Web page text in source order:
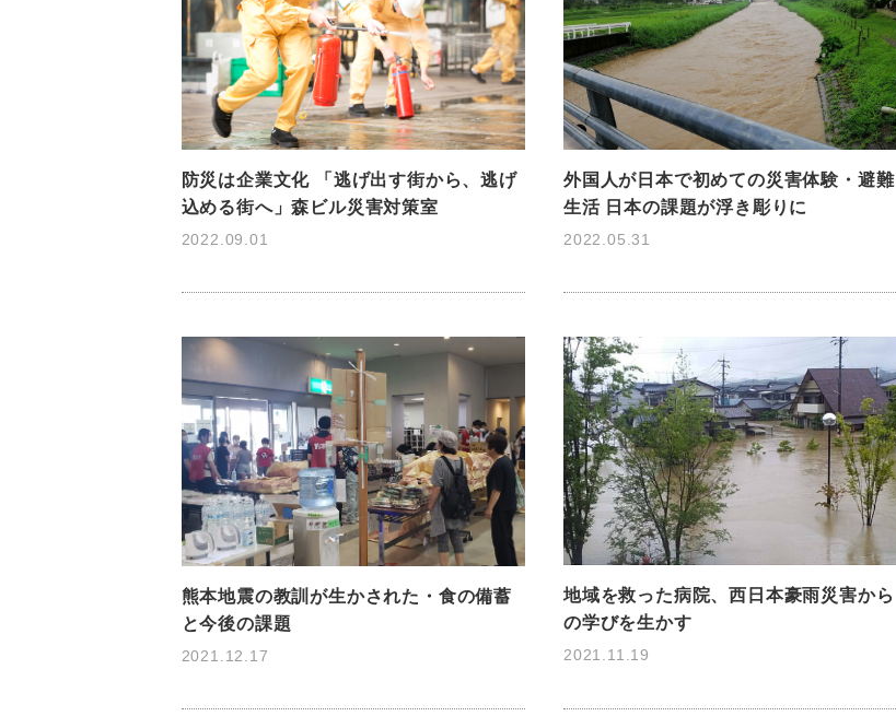
防災は企業文化 「逃げ出す街から、逃げ
込める街へ」森ビル災害対策室
2022.09.01
外国人が日本で初めての災害体験・避難
生活 日本の課題が浮き彫りに
2022.05.31
熊本地震の教訓が生かされた・食の備蓄
と今後の課題
2021.12.17
地域を救った病院、西日本豪雨災害から
の学びを生かす
2021.11.19